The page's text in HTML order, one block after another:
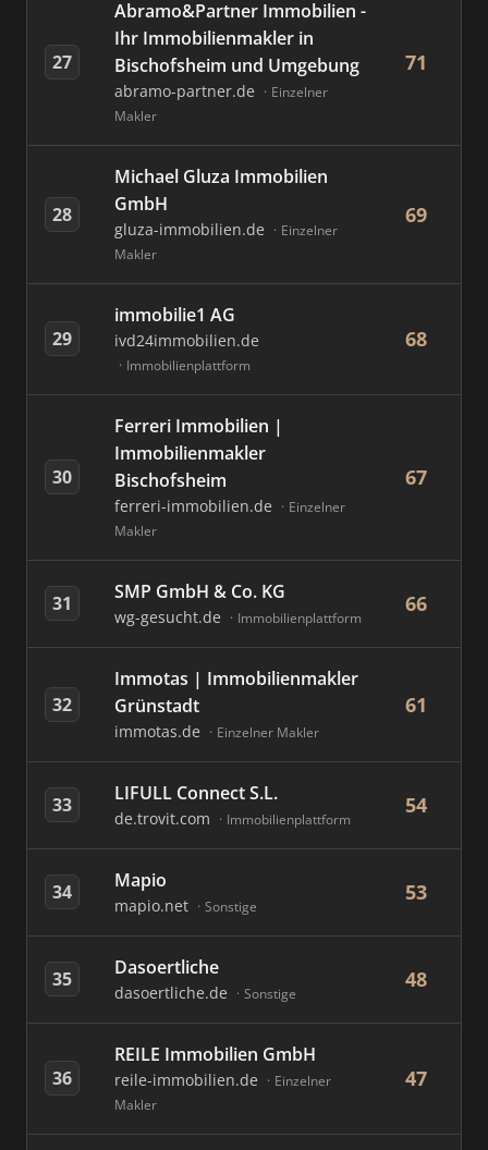
27
Abramo&Partner Immobilien -
Ihr Immobilienmakler in
Bischofsheim und Umgebung
abramo-partner.de
Einzelner
Makler
71
28
Michael Gluza Immobilien
GmbH
gluza-immobilien.de
Einzelner
Makler
69
29
immobilie1 AG
ivd24immobilien.de
Immobilienplattform
68
30
Ferreri Immobilien |
Immobilienmakler
Bischofsheim
ferreri-immobilien.de
Einzelner
Makler
67
31 SMP GmbH & Co. KG
wg-gesucht.de Immobilienplattform
66
32
Immotas | Immobilienmakler
Grünstadt
immotas.de Einzelner Makler
61
33 LIFULL Connect S.L.
de.trovit.com Immobilienplattform
54
34 Mapio
mapio.net Sonstige
53
35 Dasoertliche
dasoertliche.de Sonstige
48
36
REILE Immobilien GmbH
reile-immobilien.de
Einzelner
Makler
47